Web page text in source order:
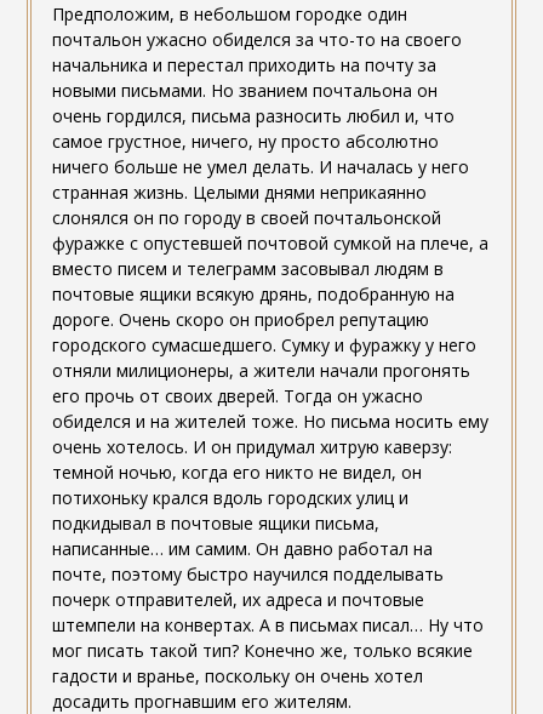
Предположим, в небольшом городке один
почтальон ужасно обиделся за что-то на своего
начальника и перестал приходить на почту за
новыми письмами. Но званием почтальона он
очень гордился, письма разносить любил и, что
самое грустное, ничего, ну просто абсолютно
ничего больше не умел делать. И началась у него
странная жизнь. Целыми днями неприкаянно
слонялся он по городу в своей почтальонской
фуражке с опустевшей почтовой сумкой на плече, а
вместо писем и телеграмм засовывал людям в
почтовые ящики всякую дрянь, подобранную на
дороге. Очень скоро он приобрел репутацию
городского сумасшедшего. Сумку и фуражку у него
отняли милиционеры, а жители начали прогонять
его прочь от своих дверей. Тогда он ужасно
обиделся и на жителей тоже. Но письма носить ему
очень хотелось. И он придумал хитрую каверзу:
темной ночью, когда его никто не видел, он
потихоньку крался вдоль городских улиц и
подкидывал в почтовые ящики письма,
написанные… им самим. Он давно работал на
почте, поэтому быстро научился подделывать
почерк отправителей, их адреса и почтовые
штемпели на конвертах. А в письмах писал… Ну что
мог писать такой тип? Конечно же, только всякие
гадости и вранье, поскольку он очень хотел
досадить прогнавшим его жителям.